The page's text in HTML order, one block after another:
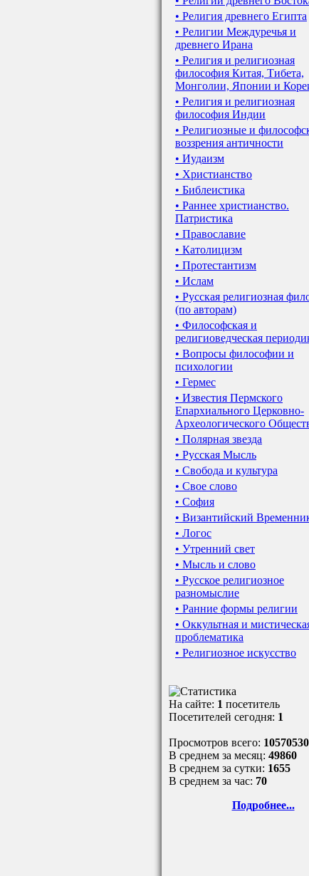
• Религия древнего Египта
• Религии Междуречья и
древнего Ирана
• Религия и религиозная
философия Китая, Тибета,
Монголии, Японии и
• Религия и религиозная
философия Индии
• Религиозные и
воззрения античности
• Иудаизм
• Христианство
• Библеистика
• Раннее христианство.
Патристика
• Православие
• Католицизм
• Протестантизм
• Ислам
• Русская религиозная
(по авторам)
• Философская и
религиоведческая
• Вопросы философии и
психологии
• Гермес
• Известия Пермского
Епархиального Церковно-
Археологического
• Полярная звезда
• Русская Мысль
• Свобода и культура
• Свое слово
• София
• Византийский
• Логос
• Утренний свет
• Мысль и слово
• Русское религиозное
разномыслие
• Ранние формы религии
• Оккультная и
проблематика
• Религиозное искусство
На сайте: 1 посетитель
Посетителей сегодня: 1
Просмотров всего: 10570530
В среднем за месяц: 49860
В среднем за сутки: 1655
В среднем за час: 70
Подробнее...